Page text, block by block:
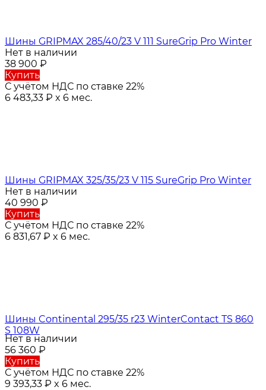
Шины GRIPMAX 285/40/23 V 111 SureGrip Pro Winter
Нет в наличии
38 900 ₽
Купить
С учётом НДС по ставке 22%
6 483,33 ₽ x 6 мес.
Шины GRIPMAX 325/35/23 V 115 SureGrip Pro Winter
Нет в наличии
40 990 ₽
Купить
С учётом НДС по ставке 22%
6 831,67 ₽ x 6 мес.
Шины Continental 295/35 r23 WinterContact TS 860
S 108W
Нет в наличии
56 360 ₽
Купить
С учётом НДС по ставке 22%
9 393,33 ₽ x 6 мес.